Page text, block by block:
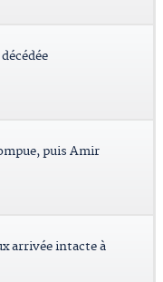
puis Amir
arrivée intacte à